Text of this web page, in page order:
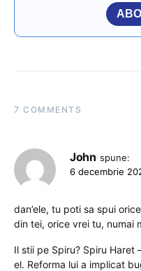
7 COMMENTS
John spune:
6 decembrie
dan’ele, tu poti sa spui
din tei, orice vrei tu, numai
Il stii pe Spiru? Spiru Haret
el. Reforma lui a implicat